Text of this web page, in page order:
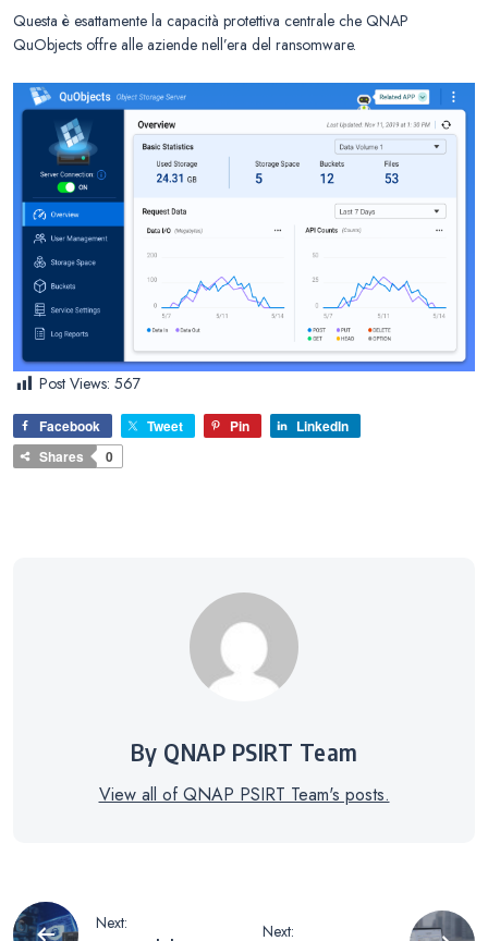
Questa è esattamente la capacità protettiva centrale che QNAP
QuObjects offre alle aziende nell’era del ransomware.
Post Views: 567
Facebook Tweet Pin
LinkedIn
Shares
0
By QNAP PSIRT Team
View all of QNAP PSIRT Team's posts.
Navigazione
Next:
Next: